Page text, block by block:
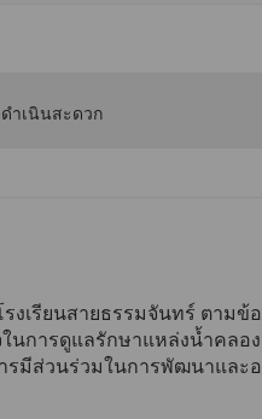
รียนสายธรรมจันทร์ ตามข้
การดูแลรักษาแหล่งน้ำคลอ
รมีส่วนร่วมในการพัฒนาและ